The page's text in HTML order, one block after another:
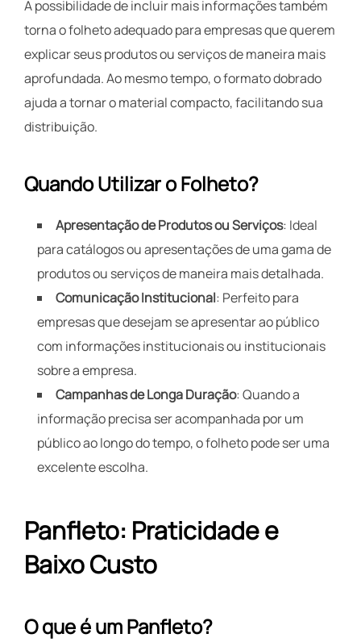
A possibilidade de incluir mais informações também
torna o folheto adequado para empresas que querem
explicar seus produtos ou serviços de maneira mais
aprofundada. Ao mesmo tempo, o formato dobrado
ajuda a tornar o material compacto, facilitando sua
distribuição.
Quando Utilizar o Folheto?
Apresentação de Produtos ou Serviços: Ideal
para catálogos ou apresentações de uma gama de
produtos ou serviços de maneira mais detalhada.
Comunicação Institucional: Perfeito para
empresas que desejam se apresentar ao público
com informações institucionais ou institucionais
sobre a empresa.
Campanhas de Longa Duração: Quando a
informação precisa ser acompanhada por um
público ao longo do tempo, o folheto pode ser uma
excelente escolha.
Panfleto: Praticidade e
Baixo Custo
O que é um Panfleto?